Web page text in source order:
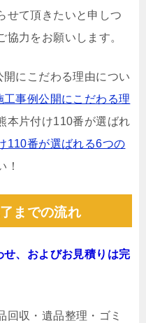
せて頂きたいと申しつ
力をお願いします。
にこだわる理由につい
事例公開にこだわる理
本片付け110番が選ばれ
110番が選ばれる6つの
！
までの流れ
せ、およびお見積りは完
回収・遺品整理・ゴミ